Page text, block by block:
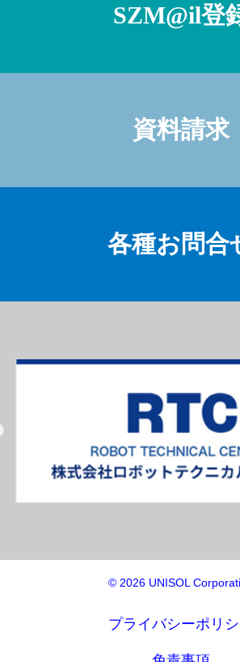
SZM@il登
資料請求
各種お問合
© 2026 UNISOL
プライバシーポリ